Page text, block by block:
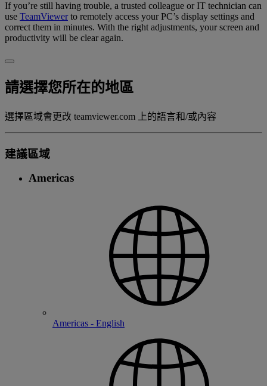
If you’re still having trouble, a trusted colleague or IT technician can
use TeamViewerto remotely access your PC’s display settings and
correct them in minutes. With the right adjustments, your screen and
productivity will be clear again.
請選擇您所在的地區
選擇區域會更改 teamviewer.com 上的語言和/或內容
建議區域
Americas
Americas - English